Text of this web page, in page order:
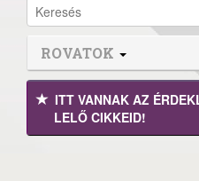
ROVATOK
ITT VANNAK AZ
LELŐ CIKKEID!